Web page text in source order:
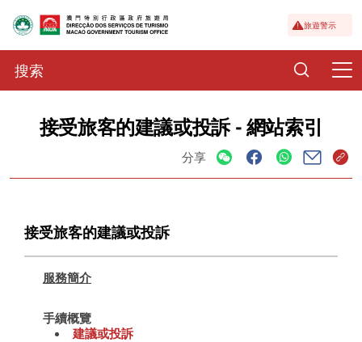
旅遊警示
接受旅客的建議或投訴 - 網站索引
分享
接受旅客的建議或投訴
服務簡介
手續概覽
建議或投訴